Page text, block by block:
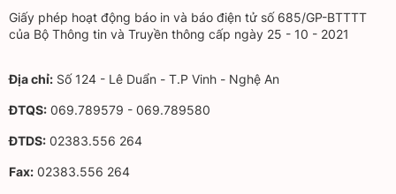
Giấy phép hoạt động báo in và báo điện tử số 685/GP-BTTTT
của Bộ Thông tin và Truyền thông cấp ngày 25 - 10 - 2021
Địa chỉ: Số 124 - Lê Duẩn - T.P Vinh - Nghệ An
ĐTQS: 069.789579 - 069.789580
ĐTDS: 02383.556 264
Fax: 02383.556 264